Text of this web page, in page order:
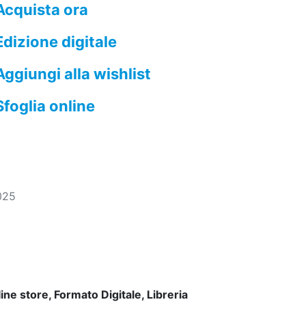
ora
digitale
alla wishlist
online
store, Formato Digitale, Libreria